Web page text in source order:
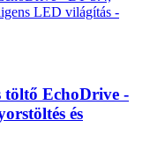
töltő EchoDrive -
és